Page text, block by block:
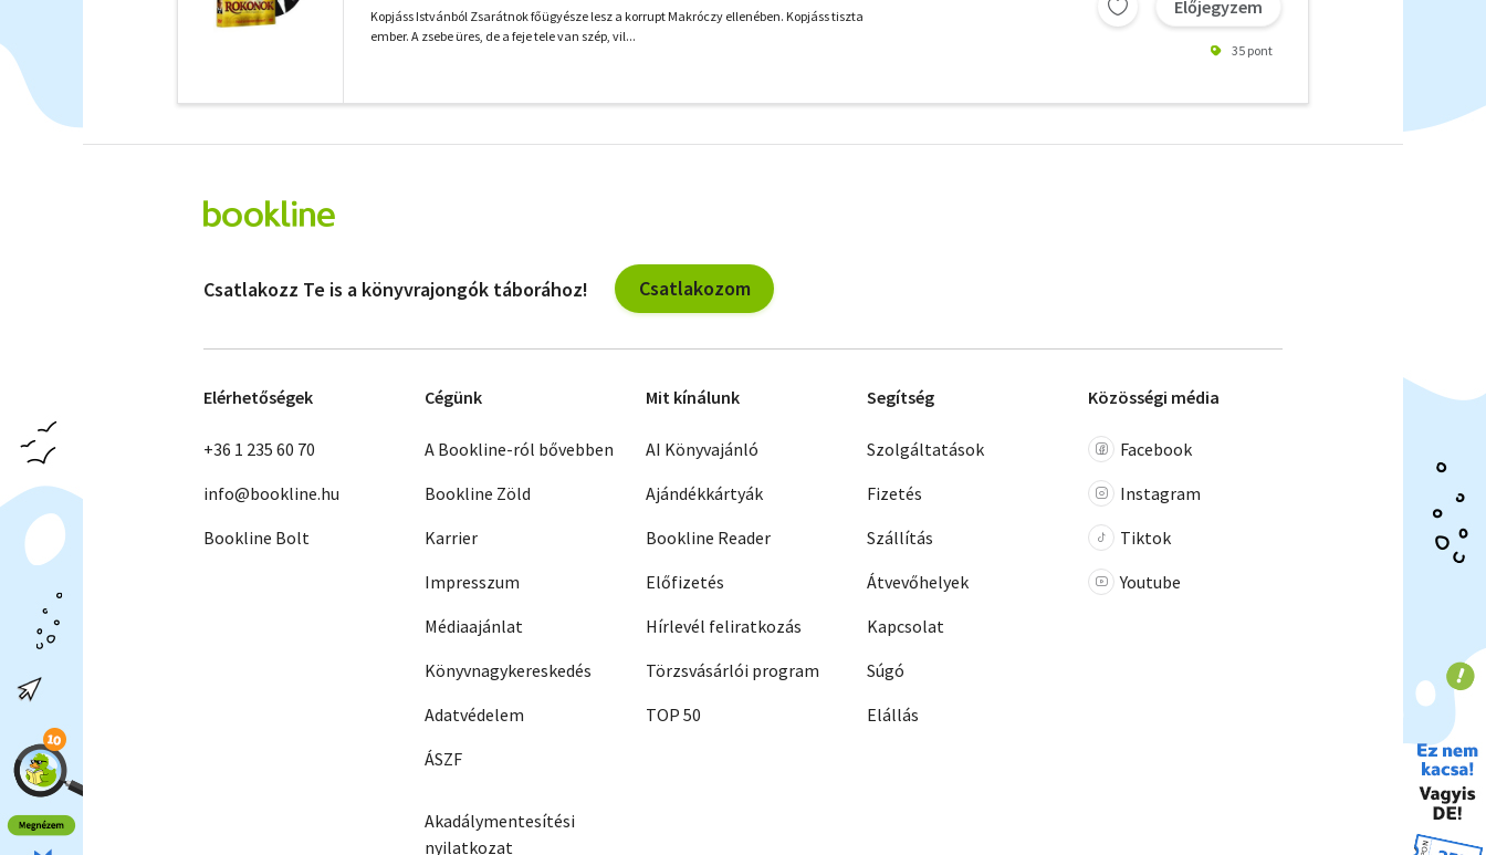
Kopjáss Istvánból Zsarátnok főügyésze lesz a korrupt Makróczy ellenében. Kopjáss tiszta
ember. A zsebe üres, de a feje tele van szép, vil...
Előjegyzem
35 pont
szűrők
Csatlakozz Te is a könyvrajongók táborához! Csatlakozom
Elérhetőségek
+36 1 235 60 70
info@bookline.hu
Bookline Bolt
Cégünk
A Bookline-ról bővebben
Bookline Zöld
Karrier
Impresszum
Médiaajánlat
Könyvnagykereskedés
Adatvédelem
ÁSZF
Akadálymentesítési
nyilatkozat
Mit kínálunk
AI Könyvajánló
Ajándékkártyák
Bookline Reader
Előfizetés
Hírlevél feliratkozás
Törzsvásárlói program
TOP 50
Segítség
Szolgáltatások
Fizetés
Szállítás
Átvevőhelyek
Kapcsolat
Súgó
Elállás
Közösségi média
Facebook
Instagram
Tiktok
Youtube